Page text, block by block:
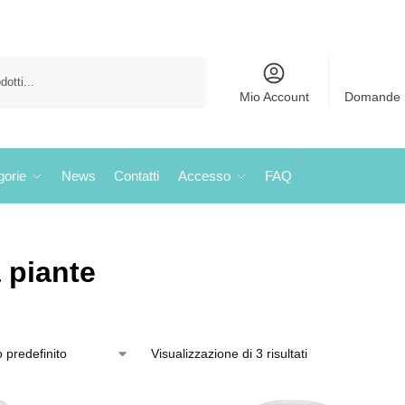
Mio Account Domande
News Contatti Accesso FAQ
piante
Visualizzazione di 3 risultati